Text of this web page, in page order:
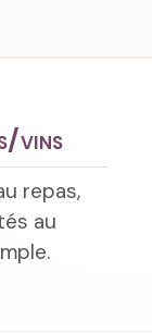
vins
repas,
au